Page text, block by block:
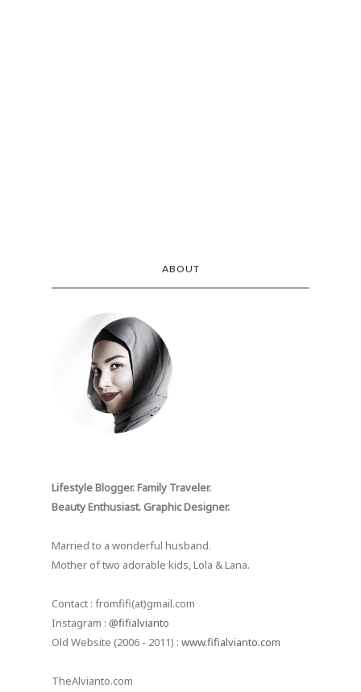
ABOUT
Lifestyle Blogger. Family Traveler.
Beauty Enthusiast. Graphic Designer.
Married to a wonderful husband.
Mother of two adorable kids, Lola & Lana.
Contact : fromfifi(at)gmail.com
Instagram : @fifialvianto
Old Website (2006 - 2011) : www.fifialvianto.com
TheAlvianto.com